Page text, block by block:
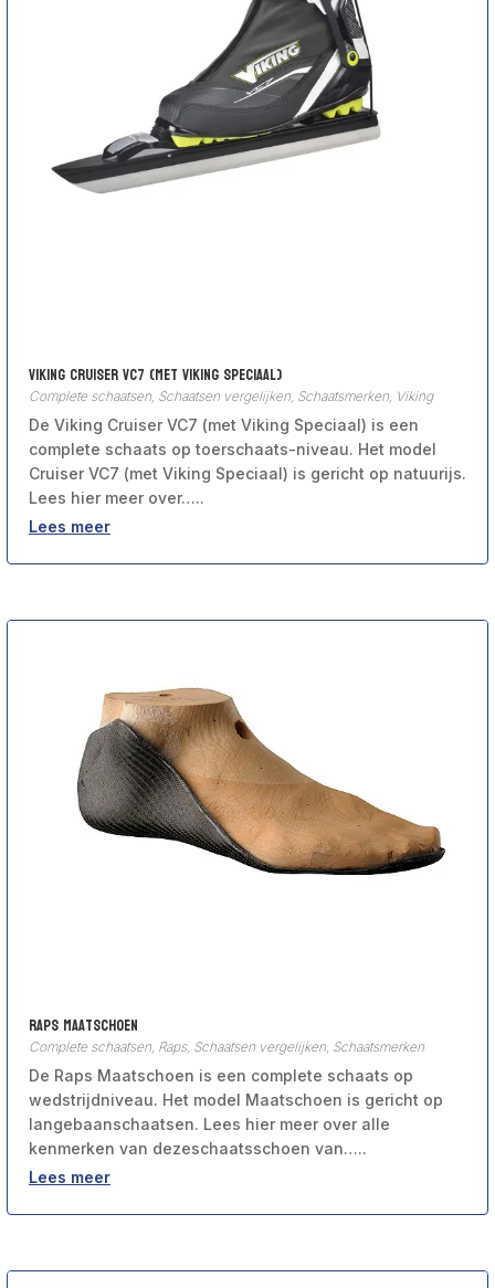
Viking Cruiser VC7 (met Viking Speciaal)
Complete schaatsen Schaatsen vergelijken Schaatsmerken Viking
De Viking Cruiser VC7 (met Viking Speciaal) is een
complete schaats op toerschaats-niveau. Het model
Cruiser VC7 (met Viking Speciaal) is gericht op natuurijs.
Lees hier meer over…..
Lees meer
Raps Maatschoen
Complete schaatsen, Raps, Schaatsen vergelijken, Schaatsmerken
De Raps Maatschoen is een complete schaats op
wedstrijdniveau. Het model Maatschoen is gericht op
langebaanschaatsen. Lees hier meer over alle
kenmerken van dezeschaatsschoen van…..
Lees meer